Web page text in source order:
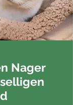
Nager